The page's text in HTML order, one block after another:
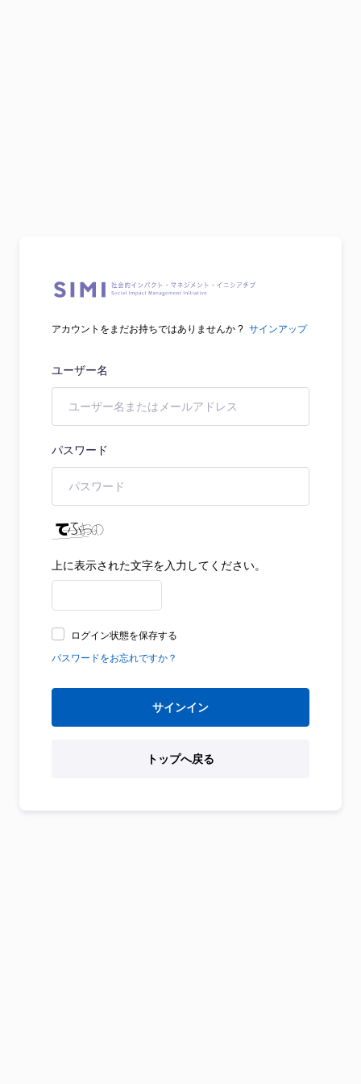
アカウントをまだお持ちではありませんか ? サインアップ
ユーザー名
パスワード
上に表示された文字を入力してください。
ログイン状態を保存する
パスワードをお忘れですか？
サインイン
トップへ戻る